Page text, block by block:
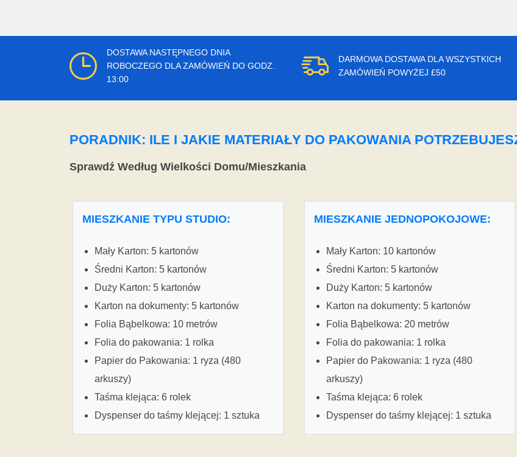
DOSTAWA NASTĘPNEGO DNIA
ROBOCZEGO DLA ZAMÓWIEŃ DO GODZ.
13:00
DARMOWA DOSTAWA DLA WSZYSTKICH
ZAMÓWIEŃ POWYŻEJ £50
PORADNIK: ILE I JAKIE MATERIAŁY DO PAKOWANIA
Sprawdź Według Wielkości Domu/Mieszkania
MIESZKANIE TYPU STUDIO:
Mały Karton: 5 kartonów
Średni Karton: 5 kartonów
Duży Karton: 5 kartonów
Karton na dokumenty: 5 kartonów
Folia Bąbelkowa: 10 metrów
Folia do pakowania: 1 rolka
Papier do Pakowania: 1 ryza (480
arkuszy)
Taśma klejąca: 6 rolek
Dyspenser do taśmy klejącej: 1 sztuka
MIESZKANIE JEDNOPOKOJOWE:
Mały Karton: 10 kartonów
Średni Karton: 5 kartonów
Duży Karton: 5 kartonów
Karton na dokumenty: 5 kartonów
Folia Bąbelkowa: 20 metrów
Folia do pakowania: 1 rolka
Papier do Pakowania: 1 ryza (480
arkuszy)
Taśma klejąca: 6 rolek
Dyspenser do taśmy klejącej: 1 sztuka